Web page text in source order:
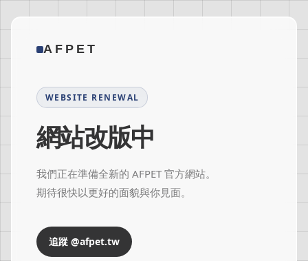
AFPET
WEBSITE RENEWAL
網站改版中
我們正在準備全新的 AFPET 官方網站。
期待很快以更好的面貌與你見面。
追蹤 @afpet.tw